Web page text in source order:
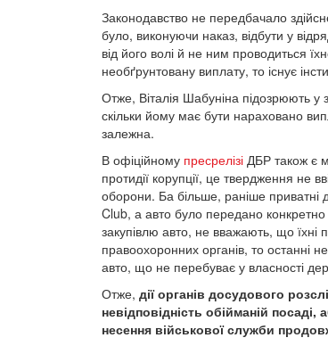
Законодавство не передбачало
було, виконуючи наказ, відбути у
від його волі й не ним проводиться
необґрунтовану виплату, то існує
Отже, Віталія Шабуніна підозрюють у
скільки йому має бути нараховано
залежна.
В офіційному пресрелізі ДБР також є
протидії корупції, це твердження не
оборони. Ба більше, раніше приватні
Club, а авто було передано
закупівлю авто, не вважають, що їхні
правоохоронних органів, то останні
авто, що не перебуває у власності
Отже, дії органів досудового
невідповідність обійманій
несення військової служби